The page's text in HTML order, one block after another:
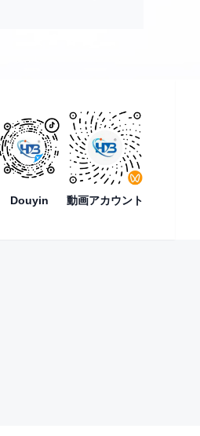
Douyin 動画アカウント